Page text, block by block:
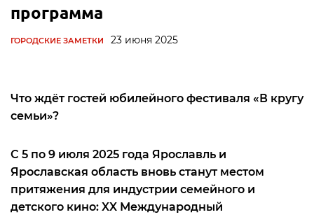
программа
ГОРОДСКИЕ ЗАМЕТКИ 23 июня 2025
Что ждёт гостей юбилейного фестиваля «В кругу
семьи»?
С 5 по 9 июля 2025 года Ярославль и
Ярославская область вновь станут местом
притяжения для индустрии семейного и
детского кино: XX Международный